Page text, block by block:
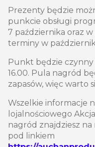
Prezenty będzie
punkcie obsługi
7 października oraz
terminy w
Punkt będzie
16.00. Pula nagród
zapasów, więc warto
Wszelkie informacje
lojalnościowego
nagród znajdziesz
pod linkiem